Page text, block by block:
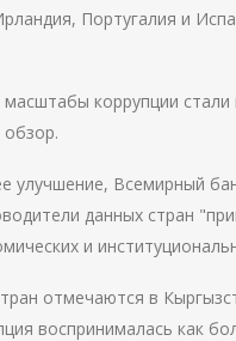
Португалия и
коррупции
обзор.
улучшение, Всемирный
данных стран
и
отмечаются в
воспринималась как